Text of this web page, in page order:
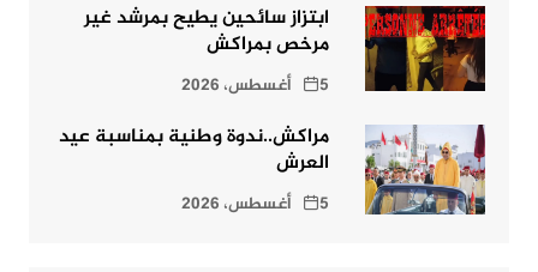
ابتزاز سائحين يطيح بمرشد غير
مرخص بمراكش
5 أغسطس، 2026
مراكش..ندوة وطنية بمناسبة عيد
العرش
5 أغسطس، 2026